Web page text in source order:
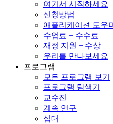
여기서 시작하세요
신청방법
애플리케이션 도우미
수업료 + 수수료
재정 지원 + 수상
우리를 만나보세요
프로그램
모든 프로그램 보기
프로그램 탐색기
교수진
계속 연구
십대